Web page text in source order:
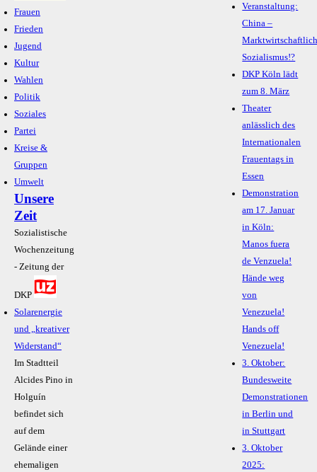
Frauen
Frieden
Jugend
Kultur
Wahlen
Politik
Soziales
Partei
Kreise &
Gruppen
Umwelt
Unsere
Zeit
Sozialistische
Wochenzeitung
- Zeitung der
DKP
Solarenergie
und „kreativer
Widerstand“
Im Stadtteil
Alcides Pino in
Holguín
befindet sich
auf dem
Gelände einer
ehemaligen
Veranstaltung:
China –
Sozialismus!?
DKP Köln lädt
zum 8. März
Theater
anlässlich des
Internationalen
Frauentags in
Essen
Demonstration
am 17. Januar
in Köln:
Manos fuera
de Venzuela!
Hände weg
von
Venezuela!
Hands off
Venezuela!
3. Oktober:
Bundesweite
Demonstrationen
in Berlin und
in Stuttgart
3. Oktober
2025: